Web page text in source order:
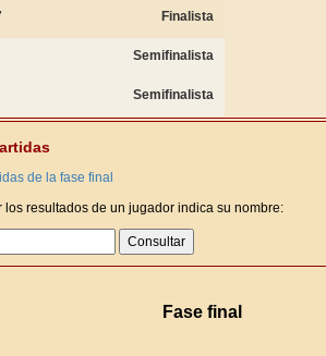
Finalista
Semifinalista
Semifinalista
de la fase final
los resultados de un jugador indica su nombre:
Fase final